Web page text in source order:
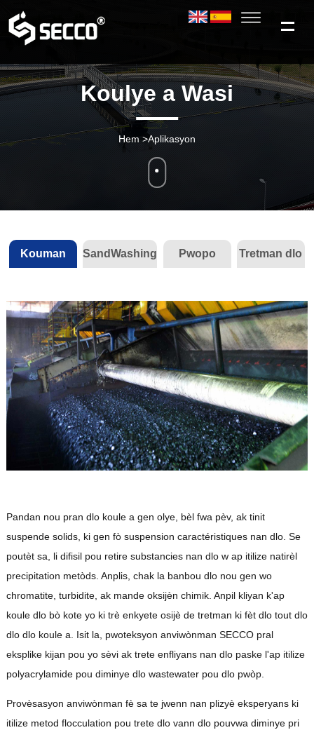
Koulye a Wasi
Hem>Aplikasyon
Kouman SandWashing Pwopo Tretman dlo
Pandan nou pran dlo koule a gen olye, bèl fwa pèv, ak tinit
suspende solids, ki gen fò suspension caractéristiques nan dlo. Se
poutèt sa, li difisil pou retire substancies nan dlo w ap itilize natirèl
precipitation metòds. Anplis, chak la banbou dlo nou gen wo
chromatite, turbidite, ak mande oksijèn chimik. Anpil kliyan k'ap
koule dlo bò kote yo ki trè enkyete osijè de tretman ki fèt dlo tout dlo
dlo dlo koule a. Isit la, pwoteksyon anviwònman SECCO pral
eksplike kijan pou yo sèvi ak trete enfliyans nan dlo paske l'ap itilize
polyacrylamide pou diminye dlo wastewater pou dlo pwòp.
Provèsasyon anviwònman fè sa te jwenn nan plizyè eksperyans ki
itilize metod flocculation pou trete dlo vann dlo pouvwa diminye pri